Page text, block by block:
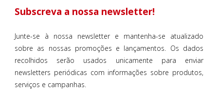
Subscreva a nossa newsletter!
Junte-se à nossa newsletter e mantenha-se atualizado
sobre as nossas promoções e lançamentos. Os dados
recolhidos serão usados unicamente para enviar
newsletters periódicas com informações sobre produtos,
serviços e campanhas.